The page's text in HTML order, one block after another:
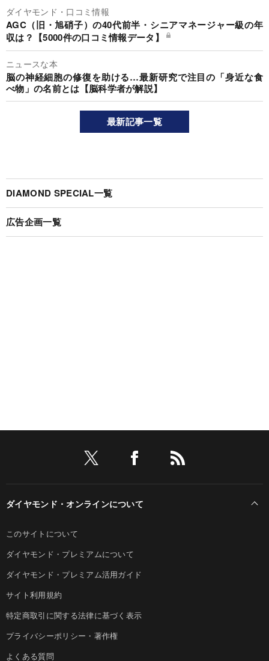
ダイヤモンド・口コミ情報
AGC（旧・旭硝子）の40代前半・シニアマネージャー級の年
収は？【5000件の口コミ情報データ】
ニュースな本
脳の神経細胞の修復を助ける…最新研究で注目の「身近な食
べ物」の名前とは【脳科学者が解説】
最新記事一覧
DIAMOND SPECIAL一覧
広告企画一覧
ダイヤモンド・オンラインについて
このサイトについて
ダイヤモンド・プレミアムについて
ダイヤモンド・プレミアム活用ガイド
サイト利用規約
特定商取引に関する法律に基づく表示
プライバシーポリシー・著作権
よくある質問